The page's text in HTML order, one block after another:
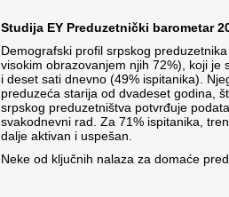
Studija EY Preduzetnički barometar
Demografski profil srpskog
visokim obrazovanjem njih 72%), koji
i deset sati dnevno (49% ispitanika).
preduzeća starija od dvadeset godina,
srpskog preduzetništva potvrđuje
svakodnevni rad. Za 71% ispitanika,
dalje aktivan i uspešan.
Neke od ključnih nalaza za domaće